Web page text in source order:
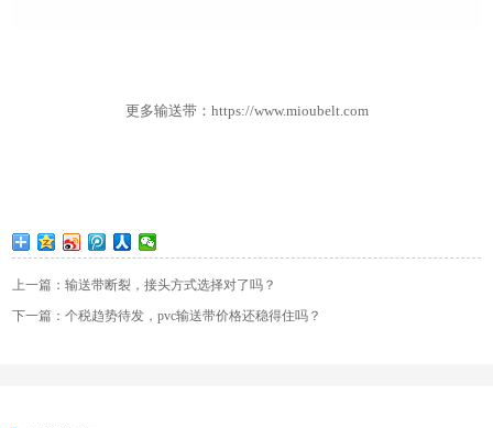
更多输送带： https://www.mioubelt.com
上一篇：输送带断裂，接头方式选择对了吗？
下一篇：个税趋势待发，pvc输送带价格还稳得住吗？